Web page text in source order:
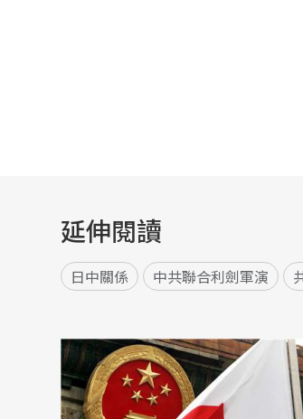
延伸閱讀
日中關係 中共聯合利劍軍演